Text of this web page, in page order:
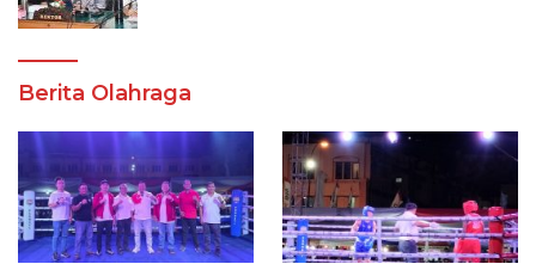
Berita Olahraga